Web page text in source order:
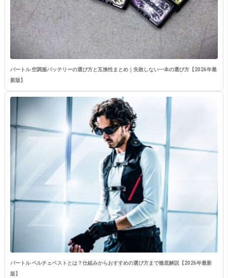
バートル 空調服バッテリーの選び方と互換性まとめ｜失敗しない一本の選び方【2026年最
新版】
バートル ペルチェベストとは？仕組みからおすすめの選び方まで徹底解説【2026年最新
版】